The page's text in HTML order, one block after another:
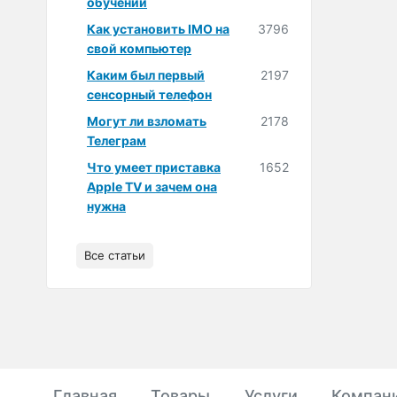
Как установить IMO на
свой компьютер
3796
Каким был первый
сенсорный телефон
2197
Могут ли взломать
Телеграм
2178
Что умеет приставка
Apple TV и зачем она
нужна
1652
Все статьи